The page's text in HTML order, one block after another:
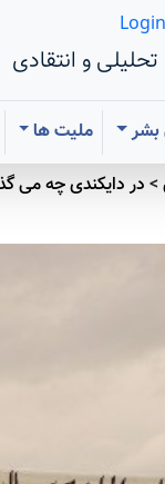
و انتقادی
Login
ملیت ها
>در دايکندی چه می